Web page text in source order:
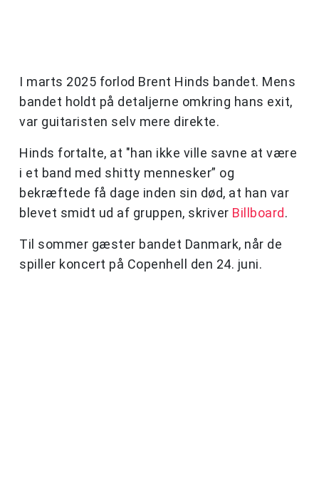
I marts 2025 forlod Brent Hinds bandet. Mens
bandet holdt på detaljerne omkring hans exit,
var guitaristen selv mere direkte.
Hinds fortalte, at "han ikke ville savne at være
i et band med shitty mennesker” og
bekræftede få dage inden sin død, at han var
blevet smidt ud af gruppen, skriver Billboard.
Til sommer gæster bandet Danmark, når de
spiller koncert på Copenhell den 24. juni.